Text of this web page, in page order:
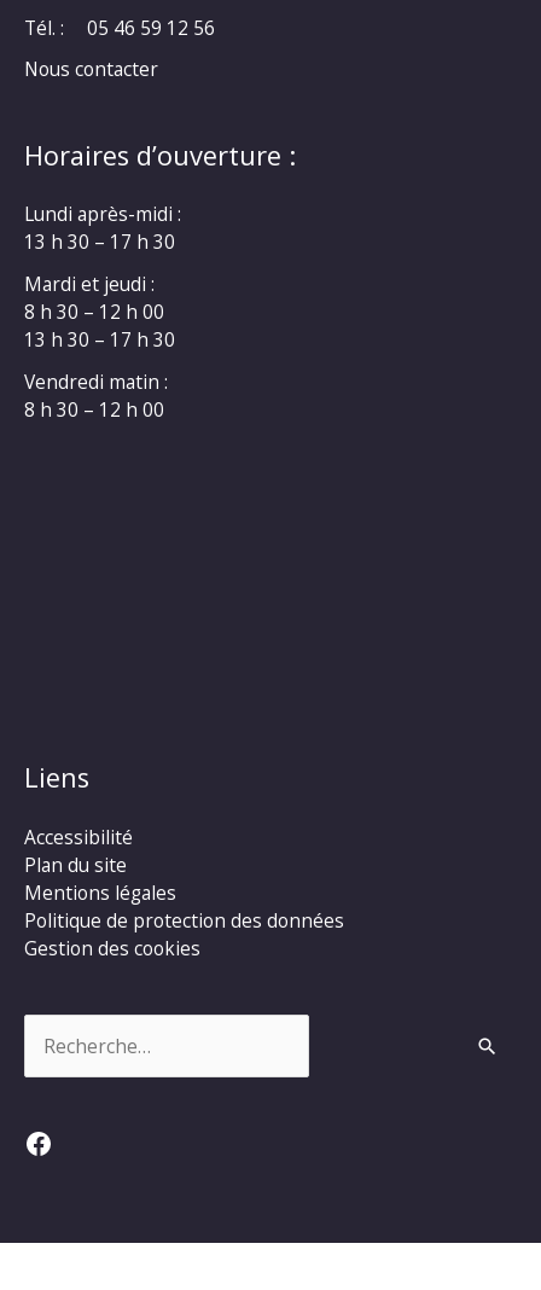
Tél. :
05 46 59 12 56
Nous contacter
Horaires d’ouverture :
Lundi après-midi :
13 h 30 – 17 h 30
Mardi et jeudi :
8 h 30 – 12 h 00
13 h 30 – 17 h 30
Vendredi matin :
8 h 30 – 12 h 00
Liens
Accessibilité
Plan du site
Mentions légales
Politique de protection des données
Gestion des cookies
Facebook